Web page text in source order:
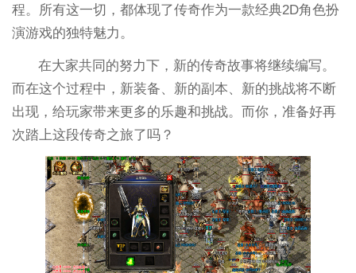
程。所有这一切，都体现了传奇作为一款经典2D角色扮
演游戏的独特魅力。
在大家共同的努力下，新的传奇故事将继续编写。
而在这个过程中，新装备、新的副本、新的挑战将不断
出现，给玩家带来更多的乐趣和挑战。而你，准备好再
次踏上这段传奇之旅了吗？